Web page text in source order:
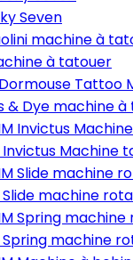
Seven
machine à
à tatouer
Tattoo
& Dye machine
Invictus Machine
Slide machine
Spring machine